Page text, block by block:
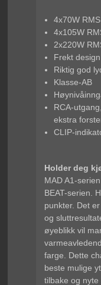
4x70W
4x105W
2x220W
Frekt design
Riktig god
Klasse-AB
RCA-
ekstra
CLIP-
Holder deg
MAD A1-
BEAT-serien.
punkter. Det
og
øyeblikk vil
farge. Dette
beste mulige
tilbake og